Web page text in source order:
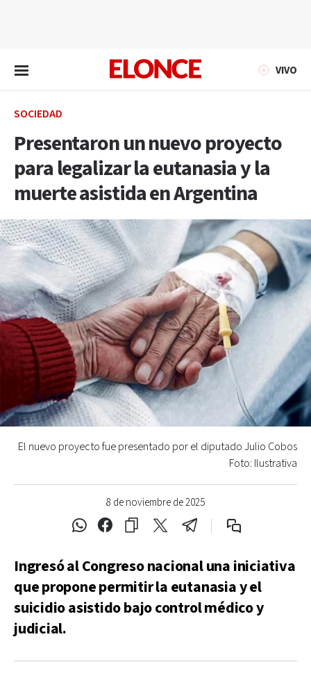
VIVO
SOCIEDAD
Presentaron un nuevo proyecto
para legalizar la eutanasia y la
muerte asistida en Argentina
8 de noviembre de 2025
El nuevo proyecto fue presentado por el diputado Julio Cobos
Foto: Ilustrativa
Ingresó al Congreso nacional una iniciativa
que propone permitir la eutanasia y el
suicidio asistido bajo control médico y
judicial.